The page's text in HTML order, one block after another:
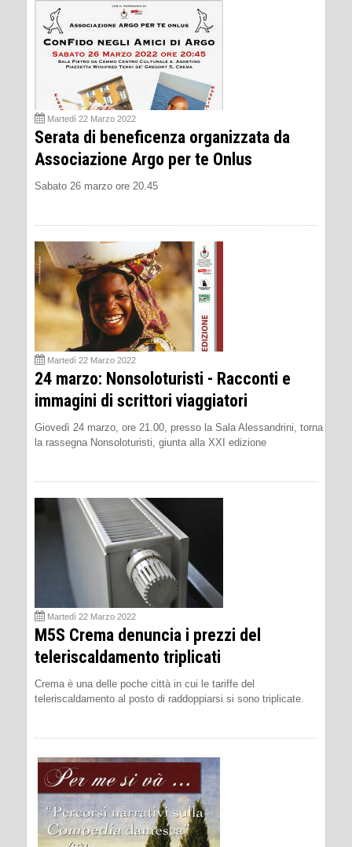
Martedì 22 Marzo 2022
Serata di beneficenza organizzata da
Associazione Argo per te Onlus
Sabato 26 marzo ore 20.45
Martedì 22 Marzo 2022
24 marzo: Nonsoloturisti - Racconti e
immagini di scrittori viaggiatori
Giovedì 24 marzo, ore 21.00, presso la Sala Alessandrini, torna
la rassegna Nonsoloturisti, giunta alla XXI edizione
Martedì 22 Marzo 2022
M5S Crema denuncia i prezzi del
teleriscaldamento triplicati
Crema è una delle poche città in cui le tariffe del
teleriscaldamento al posto di raddoppiarsi si sono triplicate.